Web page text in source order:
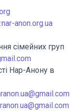
anon.org.ua
сімейних груп
Нар-Анону в